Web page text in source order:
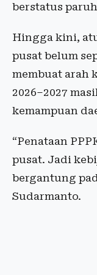
berstatus
Hingga kini,
pusat belum
membuat arah
2026–2027
kemampuan
“Penataan
pusat. Jadi
bergantung
Sudarmanto.